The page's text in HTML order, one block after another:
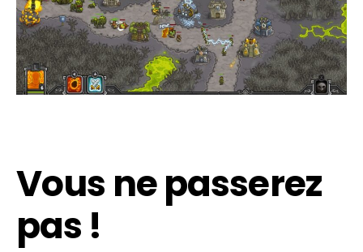
Vous ne passerez
pas !